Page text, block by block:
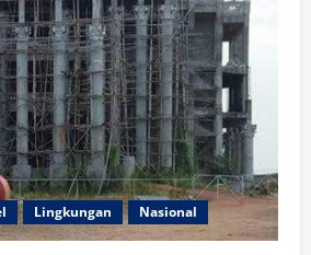
Lingkungan Nasional